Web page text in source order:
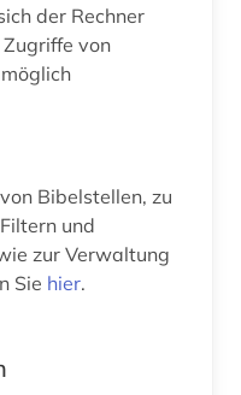
der Rechner
von
Bibelstellen, zu
und
zur Verwaltung
Sie hier.